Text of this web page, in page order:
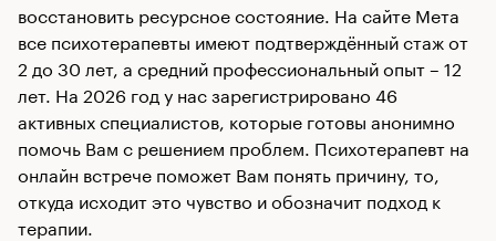
восстановить ресурсное состояние. На сайте Мета
все психотерапевты имеют подтверждённый стаж от
2 до 30 лет, а средний профессиональный опыт – 12
лет. На 2026 год у нас зарегистрировано 46
активных специалистов, которые готовы анонимно
помочь Вам с решением проблем. Психотерапевт на
онлайн встрече поможет Вам понять причину, то,
откуда исходит это чувство и обозначит подход к
терапии.